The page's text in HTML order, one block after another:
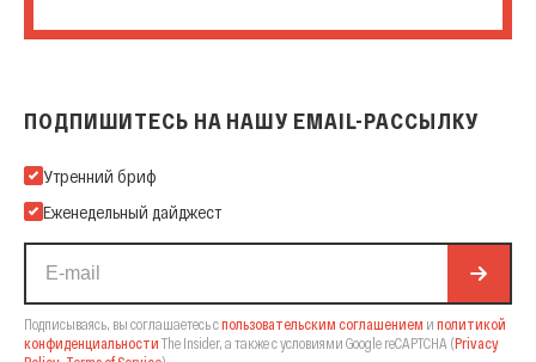
ПОДПИШИТЕСЬ НА НАШУ EMAIL-РАССЫЛКУ
Подпишитесь на нашу Email-рассылку
Утренний бриф
Еженедельный дайджест
Подписываясь, вы соглашаетесь спользовательским соглашением и политикой
конфиденциальности The Insider, а также с условиями Google reCAPTCHA (Privacy